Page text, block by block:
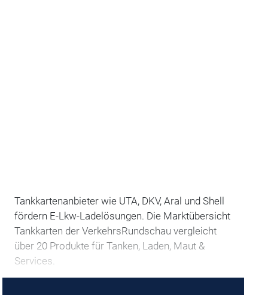
Tankkartenanbieter wie UTA, DKV, Aral und Shell
fördern E-Lkw-Ladelösungen. Die Marktübersicht
Tankkarten der VerkehrsRundschau vergleicht
über 20 Produkte für Tanken, Laden, Maut &
Services.